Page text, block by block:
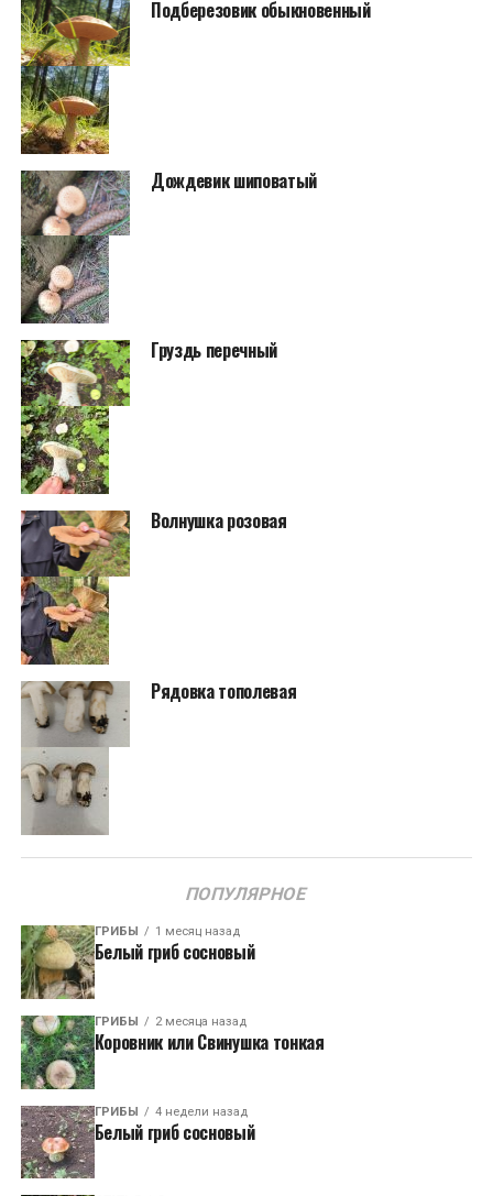
Подберезовик обыкновенный
Дождевик шиповатый
Груздь перечный
Волнушка розовая
Рядовка тополевая
ПОПУЛЯРНОЕ
ГРИБЫ 1 месяц назад
Белый гриб сосновый
ГРИБЫ 2 месяца назад
Коровник или Свинушка тонкая
ГРИБЫ 4 недели назад
Белый гриб сосновый